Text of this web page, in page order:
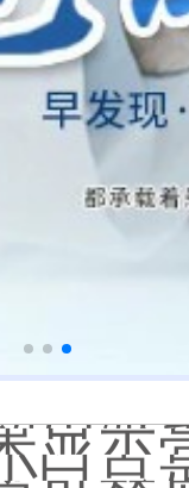
能治
比肉
小白
他
白斑
边界清
用激
示亮
白点
替尼